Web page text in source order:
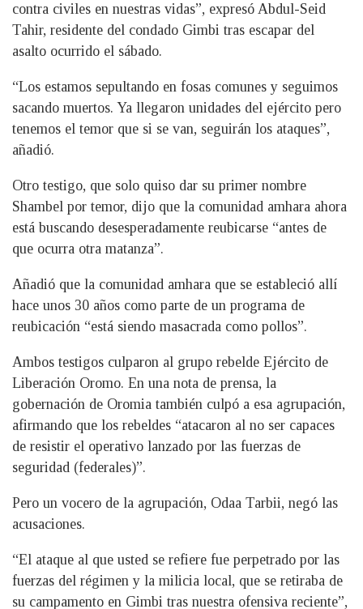
contra civiles en nuestras vidas”, expresó Abdul-Seid
Tahir, residente del condado Gimbi tras escapar del
asalto ocurrido el sábado.
“Los estamos sepultando en fosas comunes y seguimos
sacando muertos. Ya llegaron unidades del ejército pero
tenemos el temor que si se van, seguirán los ataques”,
añadió.
Otro testigo, que solo quiso dar su primer nombre
Shambel por temor, dijo que la comunidad amhara ahora
está buscando desesperadamente reubicarse “antes de
que ocurra otra matanza”.
Añadió que la comunidad amhara que se estableció allí
hace unos 30 años como parte de un programa de
reubicación “está siendo masacrada como pollos”.
Ambos testigos culparon al grupo rebelde Ejército de
Liberación Oromo. En una nota de prensa, la
gobernación de Oromia también culpó a esa agrupación,
afirmando que los rebeldes “atacaron al no ser capaces
de resistir el operativo lanzado por las fuerzas de
seguridad (federales)”.
Pero un vocero de la agrupación, Odaa Tarbii, negó las
acusaciones.
“El ataque al que usted se refiere fue perpetrado por las
fuerzas del régimen y la milicia local, que se retiraba de
su campamento en Gimbi tras nuestra ofensiva reciente”,